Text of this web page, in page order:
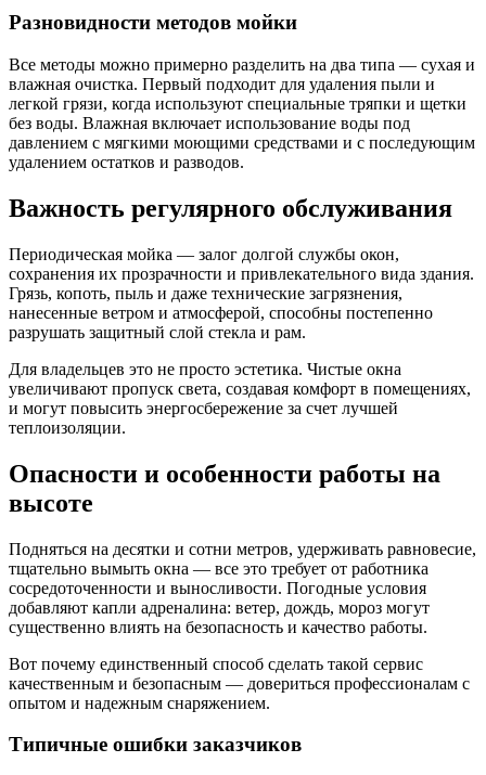
Разновидности методов мойки
Все методы можно примерно разделить на два типа — сухая и
влажная очистка. Первый подходит для удаления пыли и
легкой грязи, когда используют специальные тряпки и щетки
без воды. Влажная включает использование воды под
давлением с мягкими моющими средствами и с последующим
удалением остатков и разводов.
Важность регулярного обслуживания
Периодическая мойка — залог долгой службы окон,
сохранения их прозрачности и привлекательного вида здания.
Грязь, копоть, пыль и даже технические загрязнения,
нанесенные ветром и атмосферой, способны постепенно
разрушать защитный слой стекла и рам.
Для владельцев это не просто эстетика. Чистые окна
увеличивают пропуск света, создавая комфорт в помещениях,
и могут повысить энергосбережение за счет лучшей
теплоизоляции.
Опасности и особенности работы на
высоте
Подняться на десятки и сотни метров, удерживать равновесие,
тщательно вымыть окна — все это требует от работника
сосредоточенности и выносливости. Погодные условия
добавляют капли адреналина: ветер, дождь, мороз могут
существенно влиять на безопасность и качество работы.
Вот почему единственный способ сделать такой сервис
качественным и безопасным — довериться профессионалам с
опытом и надежным снаряжением.
Типичные ошибки заказчиков